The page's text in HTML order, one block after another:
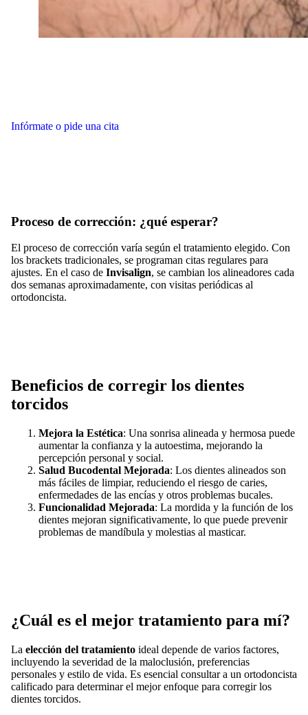
Infórmate o pide una cita
Proceso de corrección: ¿qué esperar?
El proceso de corrección varía según el tratamiento elegido. Con
los brackets tradicionales, se programan citas regulares para
ajustes. En el caso de Invisalign, se cambian los alineadores cada
dos semanas aproximadamente, con visitas periódicas al
ortodoncista.
Beneficios de corregir los dientes
torcidos
Mejora la Estética: Una sonrisa alineada y hermosa puede
aumentar la confianza y la autoestima, mejorando la
percepción personal y social.
Salud Bucodental Mejorada: Los dientes alineados son
más fáciles de limpiar, reduciendo el riesgo de caries,
enfermedades de las encías y otros problemas bucales.
Funcionalidad Mejorada: La mordida y la función de los
dientes mejoran significativamente, lo que puede prevenir
problemas de mandíbula y molestias al masticar.
¿Cuál es el mejor tratamiento para mí?
La elección del tratamiento ideal depende de varios factores,
incluyendo la severidad de la maloclusión, preferencias
personales y estilo de vida. Es esencial consultar a un ortodoncista
calificado para determinar el mejor enfoque para corregir los
dientes torcidos.